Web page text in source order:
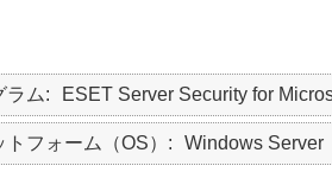
ラム ESET Server Security for
トフォーム（OS） Windows Server